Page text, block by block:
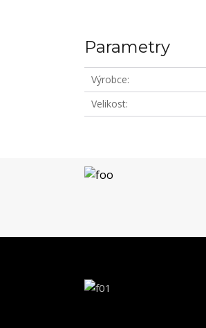
Parametry
Výrobce
Velikost